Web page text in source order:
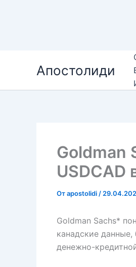
Апостолиди
Goldman
USDCAD
Отapostolidi /
Goldman Sachs*
канадские
денежно-